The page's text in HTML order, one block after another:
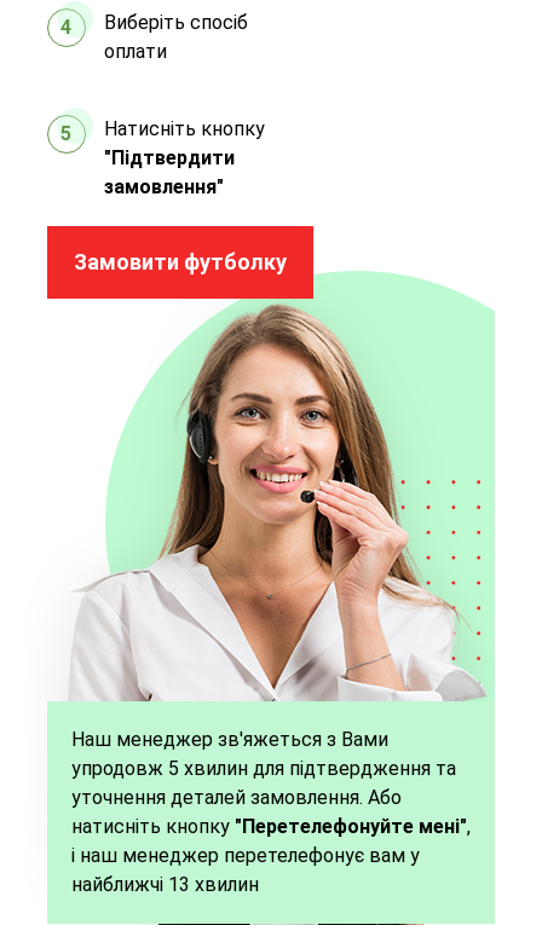
4
Виберіть спосіб
оплати
5
Натисніть кнопку
"Підтвердити
замовлення"
Замовити футболку
Наш менеджер зв'яжеться з Вами
упродовж 5 хвилин для підтвердження та
уточнення деталей замовлення. Або
натисніть кнопку "Перетелефонуйте мені",
і наш менеджер перетелефонує вам у
найближчі 13 хвилин